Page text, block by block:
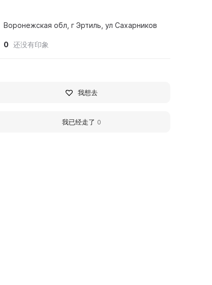
Воронежская обл, г Эртиль, ул Сахарников
0 还没有印象
我想去
我已经走了 0